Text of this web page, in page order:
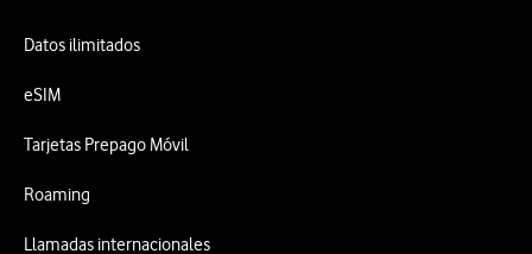
Datos ilimitados
eSIM
Tarjetas Prepago Móvil
Roaming
Llamadas internacionales